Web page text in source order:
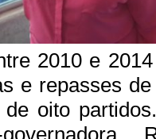
2010 e
e repasses
oito